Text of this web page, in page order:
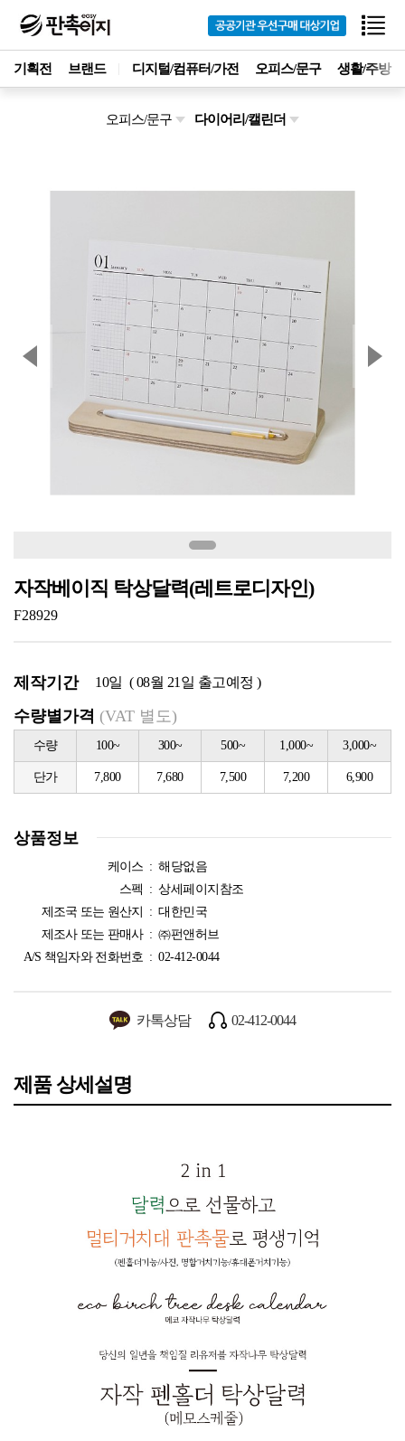
기획전 브랜드 디지털/컴퓨터/가전 오피스/문구 생활/주방
오피스/문구 다이어리/캘린더
자작베이직 탁상달력(레트로디자인)
F28929
제작기간 10일 ( 08월 21일 출고예정 )
수량별가격 (VAT 별도)
수량 100~ 300~ 500~ 1,000~ 3,000~
단가 7,800 7,680 7,500 7,200 6,900
상품정보
케이스 : 해당없음
스펙 : 상세페이지참조
제조국 또는 원산지 : 대한민국
제조사 또는 판매사 : ㈜펀앤허브
A/S 책임자와 전화번호 : 02-412-0044
카톡상담 02-412-0044
제품 상세설명